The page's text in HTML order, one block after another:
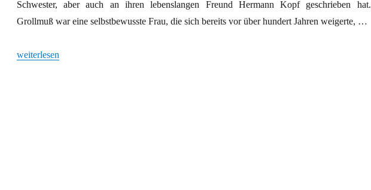
Schwester, aber auch an ihren lebenslangen Freund Hermann Kopf geschrieben hat.
Grollmuß war eine selbstbewusste Frau, die sich bereits vor über hundert Jahren weigerte, …
„Christin und Sozialistin“
weiterlesen